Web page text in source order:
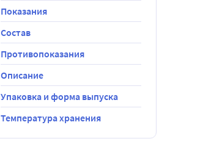
Показания
Состав
Противопоказания
Описание
Упаковка и форма выпуска
Температура хранения